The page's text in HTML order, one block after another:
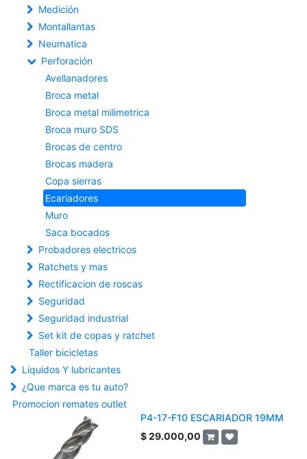
Medición
Montallantas
Neumatica
Perforación
Avellanadores
Broca metal
Broca metal milimetrica
Broca muro SDS
Brocas de centro
Brocas madera
Copa sierras
Ecariadores
Muro
Saca bocados
Probadores electricos
Ratchets y mas
Rectificacion de roscas
Seguridad
Seguridad industrial
Set kit de copas y ratchet
Taller bicicletas
Liquidos Y lubricantes
¿Que marca es tu auto?
Promocion remates outlet
P4-17-F10 ESCARIADOR 19MM
$29.000,00